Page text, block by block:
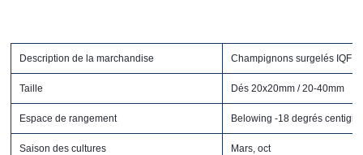
Description de la marchandise Champignons surgelés IQF
Taille Dés 20x20mm / 20-40mm
Espace de rangement Belowing -18 degrés
Saison des cultures Mars, oct